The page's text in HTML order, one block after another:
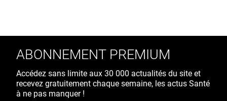
ABONNEMENT PREMIUM
Accédez sans limite aux 30 000 actualités du site et
recevez gratuitement chaque semaine, les actus Santé
à ne pas manquer !